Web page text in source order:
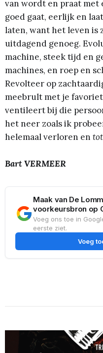
van wordt en praat met
goed gaat, eerlijk en
laten, want het leven is
uitdagend genoeg.
machine, steek tijd en
machines, en roep en
Revolteer op
meebrult met je
ventileert bij die
het neer zoals ik
helemaal verloren en
Bart VERMEER
Maak van De
voorkeursbron op
Voeg ons toe in
eerste ziet.
Voeg